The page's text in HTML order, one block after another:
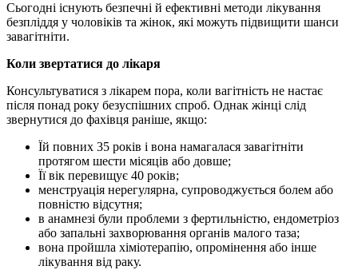
Сьогодні існують безпечні й ефективні методи лікування
безпліддя у чоловіків та жінок, які можуть підвищити шанси
завагітніти.
Коли звертатися до лікаря
Консультуватися з лікарем пора, коли вагітність не настає
після понад року безуспішних спроб. Однак жінці слід
звернутися до фахівця раніше, якщо:
Їй повних 35 років і вона намагалася завагітніти
протягом шести місяців або довше;
Її вік перевищує 40 років;
менструація нерегулярна, супроводжується болем або
повністю відсутня;
в анамнезі були проблеми з фертильністю, ендометріоз
або запальні захворювання органів малого таза;
вона пройшла хіміотерапію, опромінення або інше
лікування від раку.